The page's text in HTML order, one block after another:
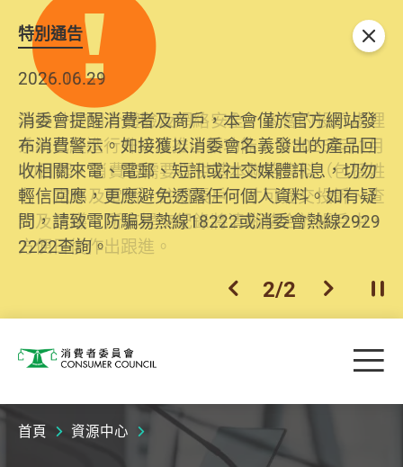
特別通告
2026.06.29
消委會提醒消費者及商戶，本會僅於官方網站發
布消費警示。如接獲以消委會名義發出的產品回
收相關來電、電郵、短訊或社交媒體訊息，切勿
輕信回應，更應避免透露任何個人資料。如有疑
問，請致電防騙易熱線18222或消委會熱線2929
2222查詢。
2025.10.31
為提升使用者體驗及網絡安全，本會的投訴處理
系統已經進行升級及推出新功能。由2025年11月
10日起，消費者需要提供基本聯絡資料（包括姓
名、電郵及電話）註冊帳戶，才可提交投訴、查
詢及建議。所有提交紀錄將清晰整合於帳戶中，
方便日後作出跟進。
上一個
2/2 下一個開
關閉
消費者委員會 目
首頁 資源中心